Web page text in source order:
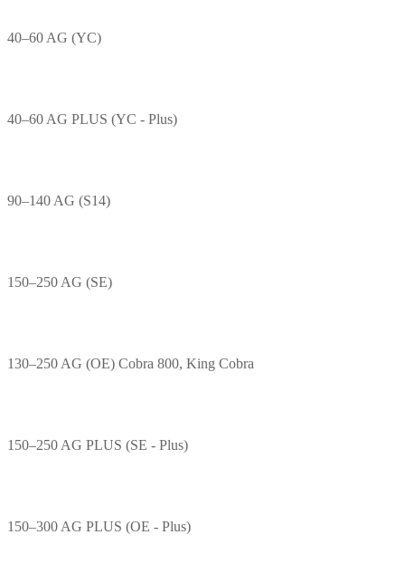
40–60 AG (YC)
40–60 AG PLUS (YC - Plus)
90–140 AG (S14)
150–250 AG (SE)
130–250 AG (OE) Cobra 800, King Cobra
150–250 AG PLUS (SE - Plus)
150–300 AG PLUS (OE - Plus)